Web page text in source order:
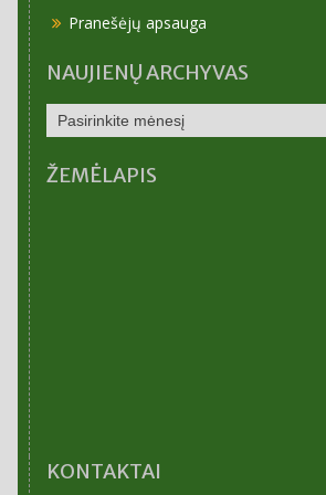
Pranešėjų apsauga
NAUJIENŲ ARCHYVAS
NAUJIENŲ
ARCHYVAS
ŽEMĖLAPIS
KONTAKTAI